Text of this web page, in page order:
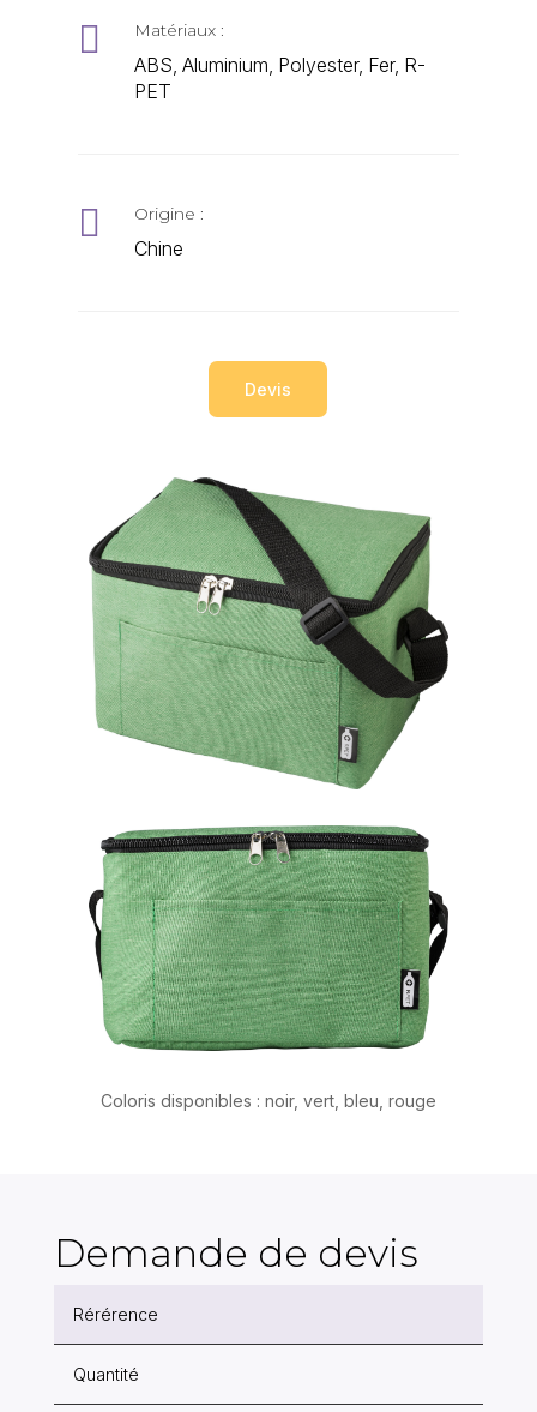
 Matériaux :
ABS, Aluminium, Polyester, Fer, R-
PET
 Origine :
Chine
Devis
Coloris disponibles : noir, vert, bleu, rouge
Demande de devis